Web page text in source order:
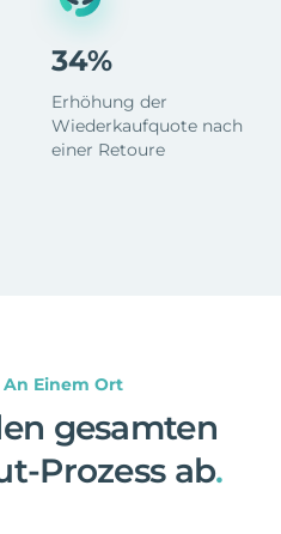
34%
Erhöhung der
Wiederkaufquote nach
einer Retoure
An Einem Ort
gesamten
Prozess ab.